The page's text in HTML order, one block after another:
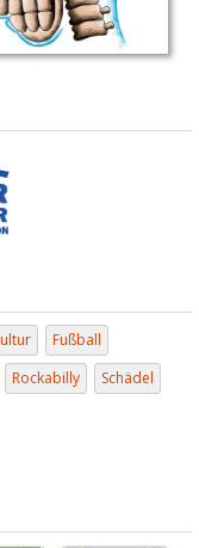
Fußball
Rockabilly
Schädel